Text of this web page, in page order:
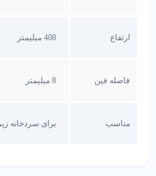
ارتفاع 408 میلیمتر
فاصله فین 8 میلیمتر
مناسب برای سردخانه